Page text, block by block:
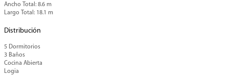
Beneficios Clave
Construcción Rápida: Tu casa lista en semanas, no en años.
retorno de tu inversión.
Resistencia y Durabilidad: Una estructura que protege lo que más amas y asegura
tu tranquilidad.
Ancho Total: 8.6 m
Largo Total: 18.1 m
Distribución
5 Dormitorios
3 Baños
Cocina Abierta
Logia